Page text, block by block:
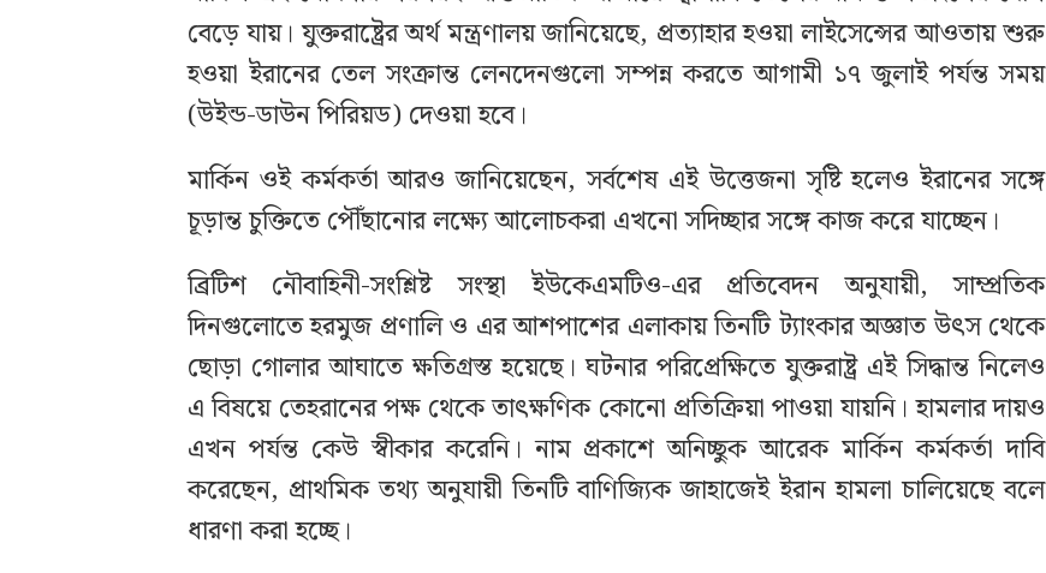
বেড়ে যায়। যুক্তরাষ্ট্রের অর্থ মন্ত্রণালয় জানিয়েছে, প্রত্যাহার হওয়া লাইসেন্সের আওতায় শুরু
হওয়া ইরানের তেল সংক্রান্ত লেনদেনগুলো সম্পন্ন করতে আগামী ১৭ জুলাই পর্যন্ত সময়
(উইন্ড-ডাউন পিরিয়ড) দেওয়া হবে।
মার্কিন ওই কর্মকর্তা আরও জানিয়েছেন, সর্বশেষ এই উত্তেজনা সৃষ্টি হলেও ইরানের সঙ্গে
চূড়ান্ত চুক্তিতে পৌঁছানোর লক্ষ্যে আলোচকরা এখনো সদিচ্ছার সঙ্গে কাজ করে যাচ্ছেন।
ব্রিটিশ নৌবাহিনী-সংশ্লিষ্ট সংস্থা ইউকেএমটিও-এর প্রতিবেদন অনুযায়ী, সাম্প্রতিক
দিনগুলোতে হরমুজ প্রণালি ও এর আশপাশের এলাকায় তিনটি ট্যাংকার অজ্ঞাত উৎস থেকে
ছোড়া গোলার আঘাতে ক্ষতিগ্রস্ত হয়েছে। ঘটনার পরিপ্রেক্ষিতে যুক্তরাষ্ট্র এই সিদ্ধান্ত নিলেও
এ বিষয়ে তেহরানের পক্ষ থেকে তাৎক্ষণিক কোনো প্রতিক্রিয়া পাওয়া যায়নি। হামলার দায়ও
এখন পর্যন্ত কেউ স্বীকার করেনি। নাম প্রকাশে অনিচ্ছুক আরেক মার্কিন কর্মকর্তা দাবি
করেছেন, প্রাথমিক তথ্য অনুযায়ী তিনটি বাণিজ্যিক জাহাজেই ইরান হামলা চালিয়েছে বলে
ধারণা করা হচ্ছে।